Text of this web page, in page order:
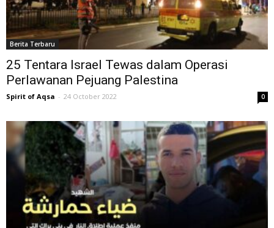
Berita Terbaru
25 Tentara Israel Tewas dalam Operasi
Perlawanan Pejuang Palestina
Spirit of Aqsa - 24 October 2022 0